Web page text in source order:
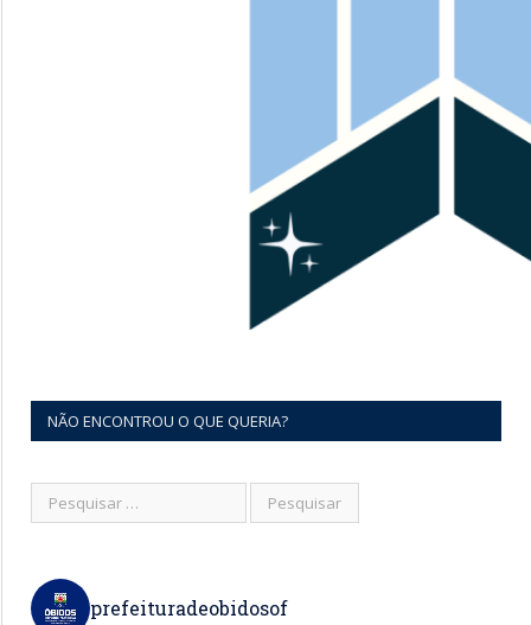
NÃO ENCONTROU O QUE QUERIA?
prefeituradeobidosof